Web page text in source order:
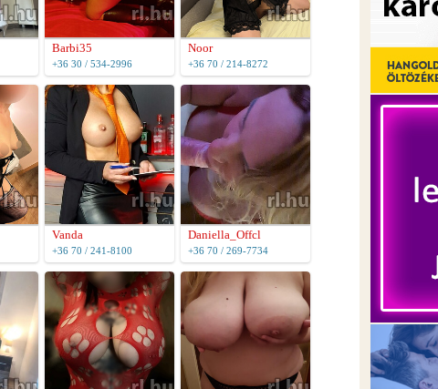
Barbi35
+36 30 / 534-2996
Noor
+36 70 / 214-8272
Vanda
+36 70 / 241-8100
Daniella_Offcl
+36 70 / 269-7734